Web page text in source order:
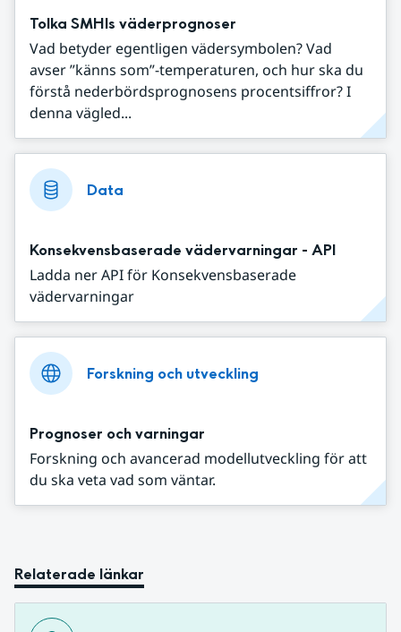
Tolka SMHIs väderprognoser
Vad betyder egentligen vädersymbolen? Vad
avser ”känns som”-temperaturen, och hur ska du
förstå nederbördsprognosens procentsiffror? I
denna vägled...
Data
Konsekvensbaserade vädervarningar - API
Ladda ner API för Konsekvensbaserade
vädervarningar
Forskning och utveckling
Prognoser och varningar
Forskning och avancerad modellutveckling för att
du ska veta vad som väntar.
Relaterade länkar